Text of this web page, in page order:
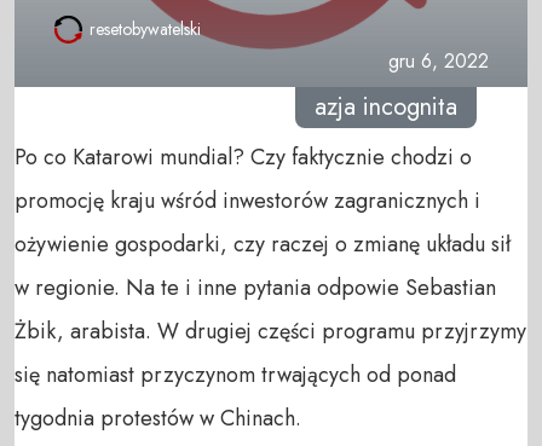
resetobywatelski
gru 6, 2022
azja incognita
Po co Katarowi mundial? Czy faktycznie chodzi o
promocję kraju wśród inwestorów zagranicznych i
ożywienie gospodarki, czy raczej o zmianę układu sił
w regionie. Na te i inne pytania odpowie Sebastian
Żbik, arabista. W drugiej części programu przyjrzymy
się natomiast przyczynom trwających od ponad
tygodnia protestów w Chinach.